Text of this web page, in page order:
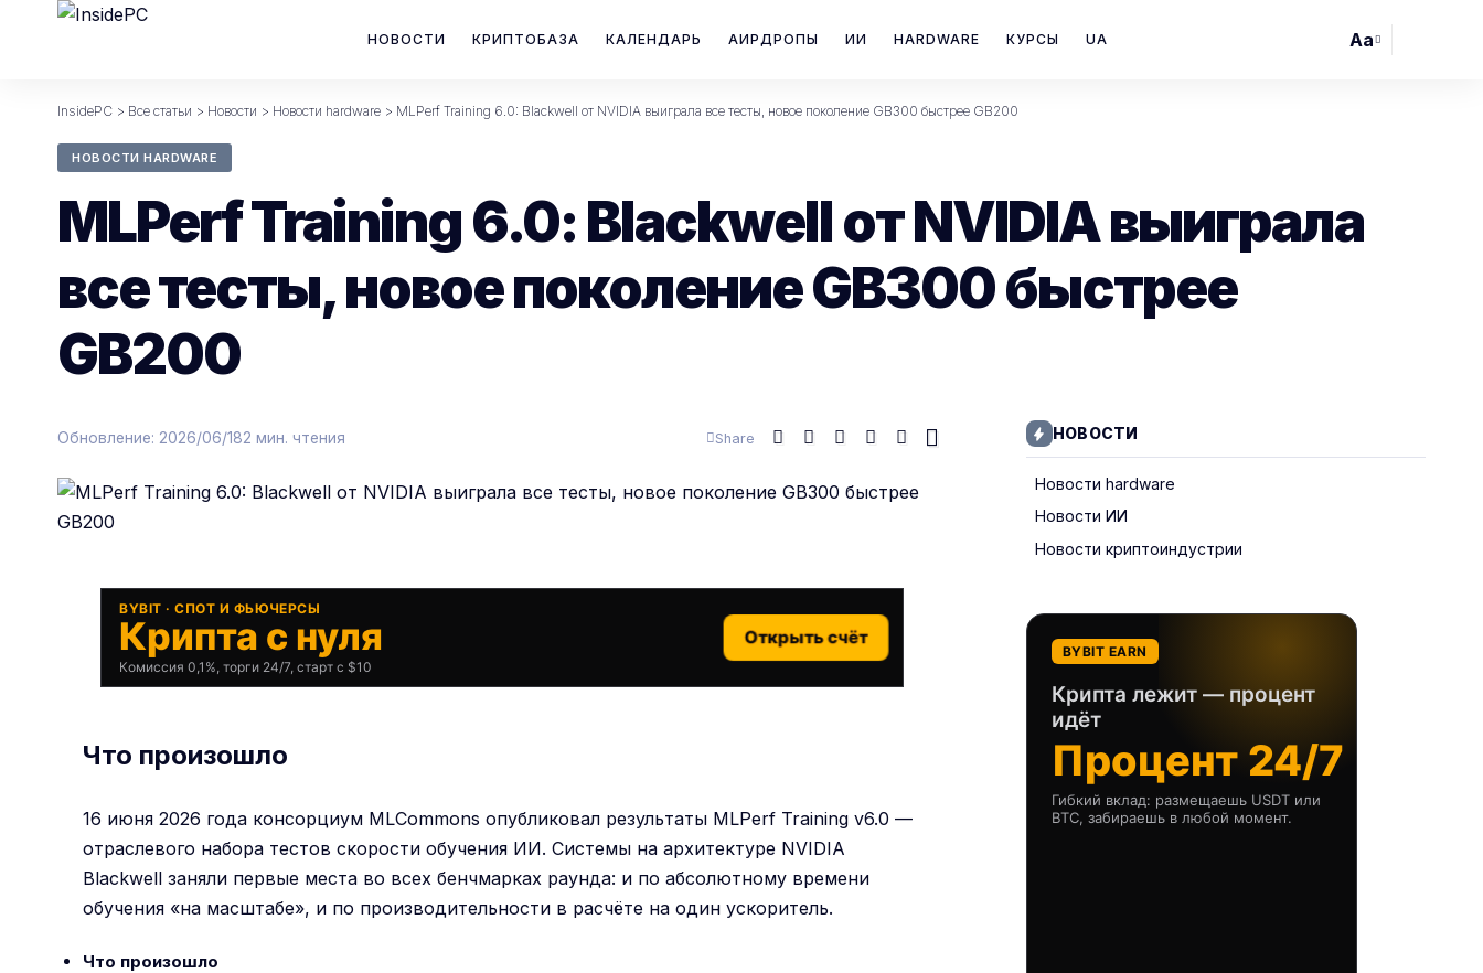
НОВОСТИ КРИПТОБАЗА КАЛЕНДАРЬ АИРДРОПЫ ИИ HARDWARE КУРСЫ UA
Font
Aa
InsidePC > Все статьи > Новости > Новости hardware > MLPerf Training 6.0: Blackwell от NVIDIA выиграла все тесты, новое поколение GB300 быстрее GB200
НОВОСТИ HARDWARE
MLPerf Training 6.0: Blackwell от NVIDIA выиграла
все тесты, новое поколение GB300 быстрее
GB200
Обновление: 2026/06/182 мин. чтения Share
BYBIT · СПОТ И ФЬЮЧЕРСЫ
Крипта с нуля
Комиссия 0,1%, торги 24/7, старт с $10
Открыть счёт
Что произошло
16 июня 2026 года консорциум MLCommons опубликовал результаты MLPerf Training v6.0 —
отраслевого набора тестов скорости обучения ИИ. Системы на архитектуре NVIDIA
Blackwell заняли первые места во всех бенчмарках раунда: и по абсолютному времени
обучения «на масштабе», и по производительности в расчёте на один ускоритель.
Что произошло
НОВОСТИ
Новости hardware
Новости ИИ
Новости криптоиндустрии
BYBIT EARN
Крипта лежит — процент
идёт
Процент 24/7
Гибкий вклад: размещаешь USDT или
BTC, забираешь в любой момент.